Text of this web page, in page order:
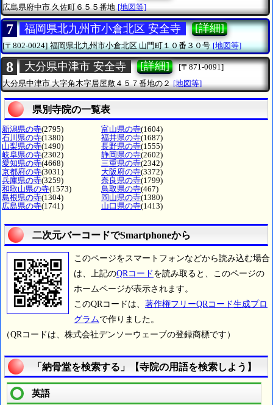
広島県府中市久佐町６５５番地 [地図等]
7 福岡県北九州市小倉北区 安全寺 [詳細]
[〒802-0024] 福岡県北九州市小倉北区山門町１０番３０号 [地図等]
8 大分県中津市 安全寺 [詳細]
[〒871-0091]
大分県中津市 大字角木字居屋敷４５７番地の２ [地図等]
県別寺院の一覧表
新潟県の寺(2795) 富山県の寺(1604)
石川県の寺(1380) 福井県の寺(1687)
山梨県の寺(1490) 長野県の寺(1555)
岐阜県の寺(2302) 静岡県の寺(2602)
愛知県の寺(4668) 三重県の寺(2342)
京都府の寺(3031) 大阪府の寺(3372)
兵庫県の寺(3259) 奈良県の寺(1799)
和歌山県の寺(1573) 鳥取県の寺(467)
島根県の寺(1304) 岡山県の寺(1380)
広島県の寺(1741) 山口県の寺(1413)
二次元バーコードでSmartphoneから
このページをスマートフォンなどから読み込む場合
は、上記のQRコード を読み取ると、このページの
ホームページが表示されます。
このQRコードは、 著作権フリーQRコード生成プロ
グラムで作りました。
（QRコードは、株式会社デンソーウェーブの登録商標です）
「納骨堂を検索する」【寺院の用語を検索しよう】
英語